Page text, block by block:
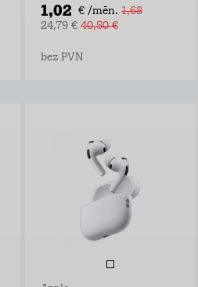
1,02 € /mēn. 1,68
24,79 € 40,50 €
bez PVN